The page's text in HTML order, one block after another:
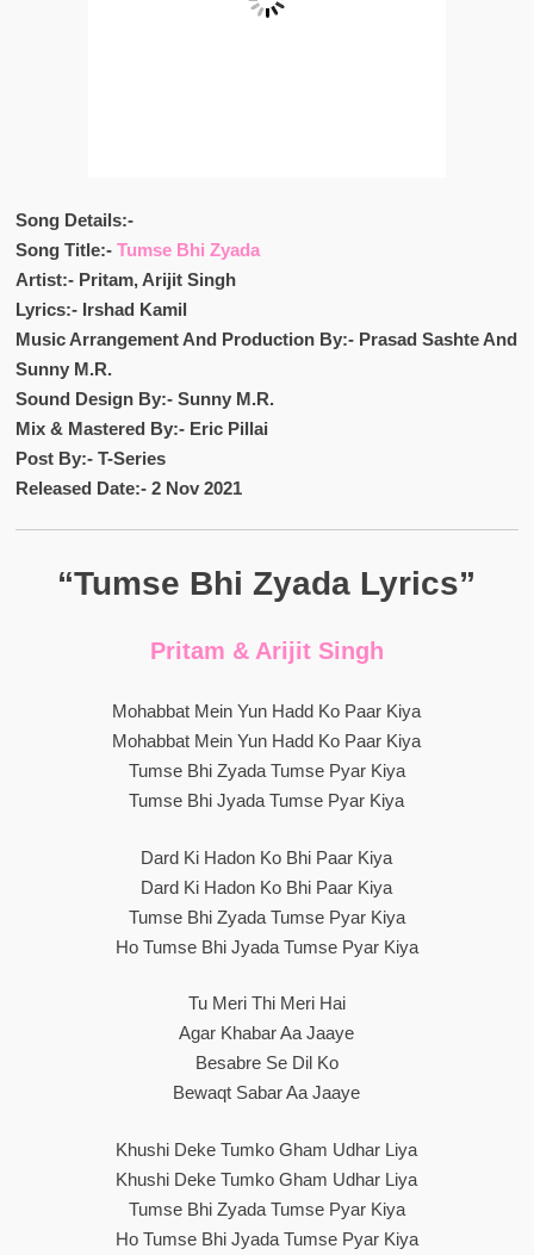
Song Details:-
Song Title:- Tumse Bhi Zyada
Artist:- Pritam, Arijit Singh
Lyrics:- Irshad Kamil
Music Arrangement And Production By:- Prasad Sashte And
Sunny M.R.
Sound Design By:- Sunny M.R.
Mix & Mastered By:- Eric Pillai
Post By:- T-Series
Released Date:- 2 Nov 2021
“Tumse Bhi Zyada Lyrics”
Pritam & Arijit Singh
Mohabbat Mein Yun Hadd Ko Paar Kiya
Mohabbat Mein Yun Hadd Ko Paar Kiya
Tumse Bhi Zyada Tumse Pyar Kiya
Tumse Bhi Jyada Tumse Pyar Kiya
Dard Ki Hadon Ko Bhi Paar Kiya
Dard Ki Hadon Ko Bhi Paar Kiya
Tumse Bhi Zyada Tumse Pyar Kiya
Ho Tumse Bhi Jyada Tumse Pyar Kiya
Tu Meri Thi Meri Hai
Agar Khabar Aa Jaaye
Besabre Se Dil Ko
Bewaqt Sabar Aa Jaaye
Khushi Deke Tumko Gham Udhar Liya
Khushi Deke Tumko Gham Udhar Liya
Tumse Bhi Zyada Tumse Pyar Kiya
Ho Tumse Bhi Jyada Tumse Pyar Kiya